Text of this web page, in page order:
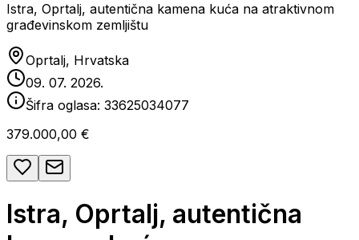
Istra, Oprtalj, autentična kamena kuća na atraktivnom
građevinskom zemljištu
Oprtalj, Hrvatska
09. 07. 2026.
Šifra oglasa: 33625034077
379.000,00 €
Istra, Oprtalj, autentična